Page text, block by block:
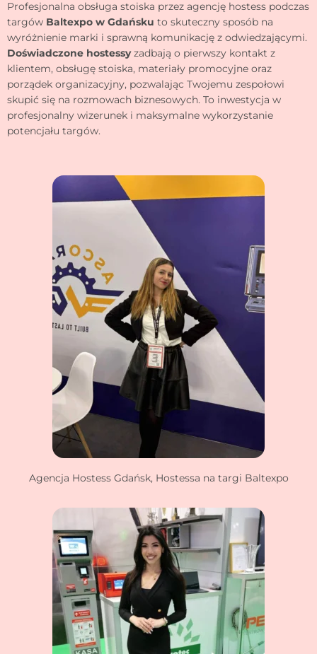
Profesjonalna obsługa stoiska przez agencję hostess podczas
targów Baltexpo w Gdańsku to skuteczny sposób na
wyróżnienie marki i sprawną komunikację z odwiedzającymi.
Doświadczone hostessyzadbają o pierwszy kontakt z
klientem, obsługę stoiska, materiały promocyjne oraz
porządek organizacyjny, pozwalając Twojemu zespołowi
skupić się na rozmowach biznesowych. To inwestycja w
profesjonalny wizerunek i maksymalne wykorzystanie
potencjału targów.
Agencja Hostess Gdańsk, Hostessa na targi Baltexpo